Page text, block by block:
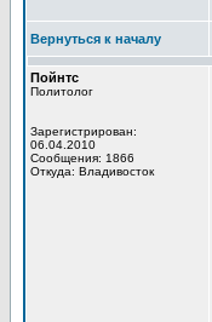
Вернуться к началу
Пойнтс
Политолог
Зарегистрирован:
06.04.2010
Сообщения: 1866
Откуда: Владивосток